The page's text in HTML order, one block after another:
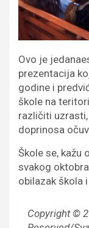
Ovo je
prezentacija
godine i
škole na
različiti
doprinosa
Škole se, kažu
svakog
obilazak škola
Copyright ©